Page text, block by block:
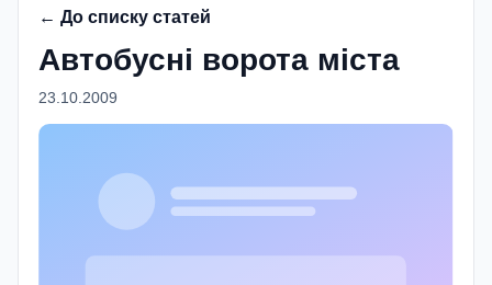
← До списку статей
Автобуснi ворота мiста
23.10.2009